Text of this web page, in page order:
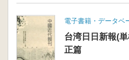
電子書籍・データベ
台湾日日新報(
正篇